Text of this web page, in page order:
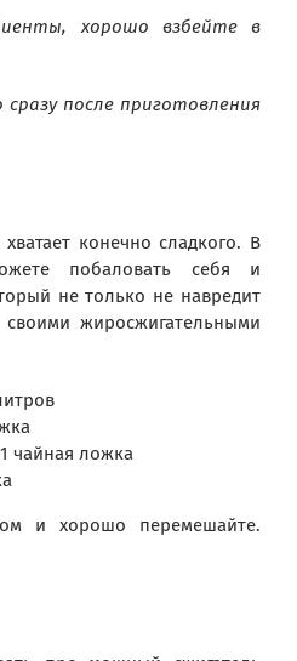
хорошо взбейте в
после приготовления
конечно сладкого. В
побаловать себя и
не только не навредит
жиросжигательными
чайная ложка
и хорошо перемешайте.